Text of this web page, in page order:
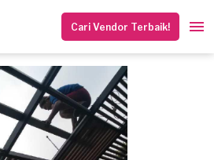
Cari Vendor Terbaik!